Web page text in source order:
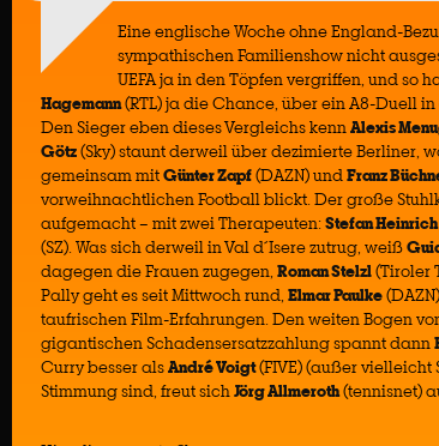
Eine englische Woche ohne England-
sympathischen Familienshow nicht
UEFA ja in den Töpfen vergriffen, und so
Hagemann(RTL) ja die Chance, über ein A8-Duell
Den Sieger eben dieses Vergleichs kennAlexis
Götz(Sky) staunt derweil über dezimierte Berliner,
gemeinsam mitGünter Zapf(DAZN) undFranz
vorweihnachtlichen Football blickt. Der große
aufgemacht – mit zwei Therapeuten:Stefan Heinrich
(SZ). Was sich derweil in Val d´Isere zutrug, weiß
dagegen die Frauen zugegen, Roman Stelzl(Tiroler
Pally geht es seit Mittwoch rund, Elmar Paulke
taufrischen Film-Erfahrungen. Den weiten Bogen
gigantischen Schadensersatzzahlung spannt dann
Curry besser alsAndré Voigt(FIVE) (außer vielleicht
Stimmung sind, freut sichJörg Allmeroth(tennisnet)